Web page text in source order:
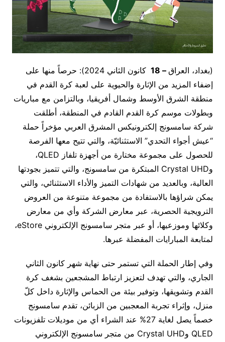
(بغداد، العراق–
18
كانون الثاني 2024): حرصاً منها على
إضفاء المزيد من الإثارة والحيوية على لعبة كرة القدم في
منطقة الشرق الأوسط وشمال أفريقيا، وبالتزامن مع مباريات
وبطولات موسم كرة القدم القادم في المنطقة، أطلقت
شركة سامسونج إلكترونيكس المشرق العربي مؤخراً حملة
“عيش أجواء التحدي” الاستثنائيّة، والتي تتيح معها الفرصة
للحصول على مجموعة مختارة من أجهزة تلفاز QLED،
وCrystal UHD المبتكرة من سامسونج، والتي تتميز بجودتها
العالية، وبالعديد من شهادات التميز والأداء الاستثنائي، والتي
يمكن شراؤها بالاستفادة من مجموعة متنوعة من العروض
الترويجية الحصرية، عبر معارض الشركة وأي من معارض
وكلائها وموزعيها، أو عبر متجر سامسونج الإلكتروني eStore،
لمتابعة المبارايات المفضلة عبرها.
وفي إطار الحملة التي تستمر حتى نهاية شهر كانون الثاني
الجاري، والتي تهدف لتعزيز ارتباط المشجعين بشغف كرة
القدم وتشويقها، وتوفير بيئة من الحماس والإثارة داخل كلّ
منزل، وإثراء تجربة المعجبين من الزبائن، تقدم سامسونج
خصماً يصل لغاية 27% عند الشراء أي من موديلات تلفزيونات
QLED وCrystal UHD من متجر سامسونج الإلكتروني